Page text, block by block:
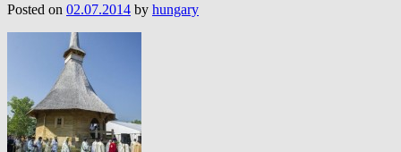
Posted on 02.07.2014 by hungary